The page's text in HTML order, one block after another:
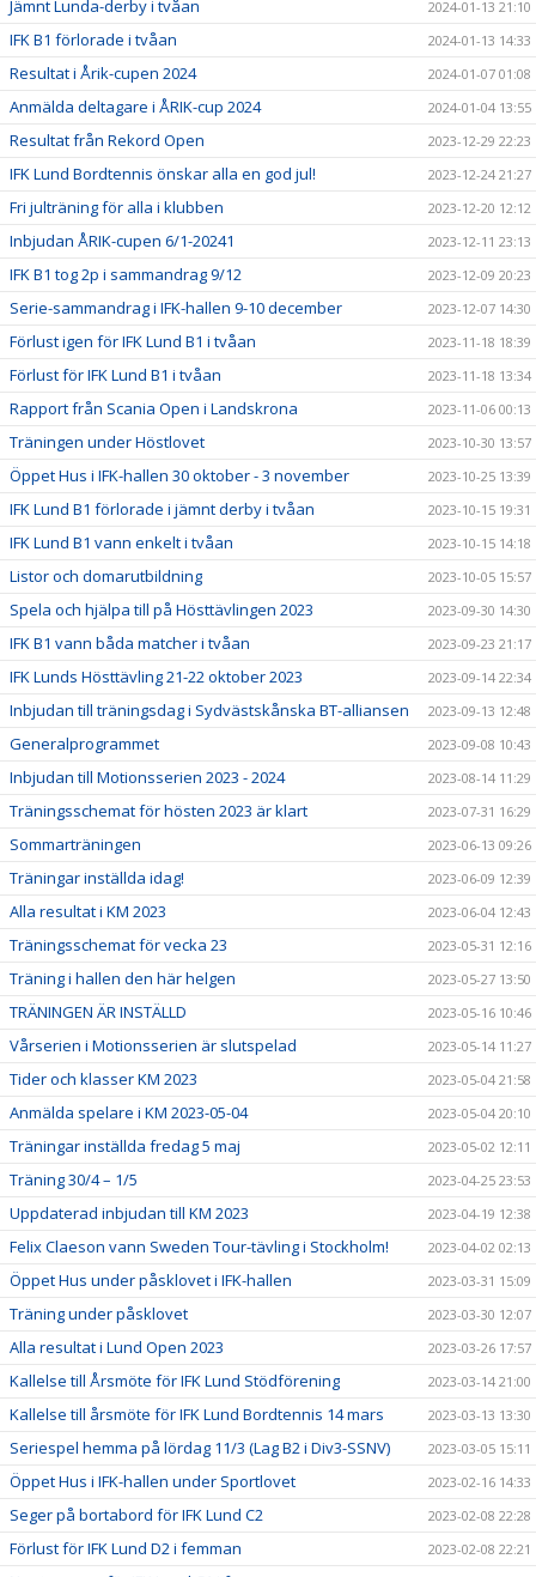
Jämnt Lunda-derby i tvåan 2024-01-13 21:10
IFK B1 förlorade i tvåan 2024-01-13 14:33
Resultat i Årik-cupen 2024 2024-01-07 01:08
Anmälda deltagare i ÅRIK-cup 2024 2024-01-04 13:55
Resultat från Rekord Open 2023-12-29 22:23
IFK Lund Bordtennis önskar alla en god jul! 2023-12-24 21:27
Fri julträning för alla i klubben 2023-12-20 12:12
Inbjudan ÅRIK-cupen 6/1-20241 2023-12-11 23:13
IFK B1 tog 2p i sammandrag 9/12 2023-12-09 20:23
Serie-sammandrag i IFK-hallen 9-10 december 2023-12-07 14:30
Förlust igen för IFK Lund B1 i tvåan 2023-11-18 18:39
Förlust för IFK Lund B1 i tvåan 2023-11-18 13:34
Rapport från Scania Open i Landskrona 2023-11-06 00:13
Träningen under Höstlovet 2023-10-30 13:57
Öppet Hus i IFK-hallen 30 oktober - 3 november 2023-10-25 13:39
IFK Lund B1 förlorade i jämnt derby i tvåan 2023-10-15 19:31
IFK Lund B1 vann enkelt i tvåan 2023-10-15 14:18
Listor och domarutbildning 2023-10-05 15:57
Spela och hjälpa till på Hösttävlingen 2023 2023-09-30 14:30
IFK B1 vann båda matcher i tvåan 2023-09-23 21:17
IFK Lunds Hösttävling 21-22 oktober 2023 2023-09-14 22:34
Inbjudan till träningsdag i Sydvästskånska BT-alliansen 2023-09-13 12:48
Generalprogrammet 2023-09-08 10:43
Inbjudan till Motionsserien 2023 - 2024 2023-08-14 11:29
Träningsschemat för hösten 2023 är klart 2023-07-31 16:29
Sommarträningen 2023-06-13 09:26
Träningar inställda idag! 2023-06-09 12:39
Alla resultat i KM 2023 2023-06-04 12:43
Träningsschemat för vecka 23 2023-05-31 12:16
Träning i hallen den här helgen 2023-05-27 13:50
TRÄNINGEN ÄR INSTÄLLD 2023-05-16 10:46
Vårserien i Motionsserien är slutspelad 2023-05-14 11:27
Tider och klasser KM 2023 2023-05-04 21:58
Anmälda spelare i KM 2023-05-04 2023-05-04 20:10
Träningar inställda fredag 5 maj 2023-05-02 12:11
Träning 30/4 – 1/5 2023-04-25 23:53
Uppdaterad inbjudan till KM 2023 2023-04-19 12:38
Felix Claeson vann Sweden Tour-tävling i Stockholm! 2023-04-02 02:13
Öppet Hus under påsklovet i IFK-hallen 2023-03-31 15:09
Träning under påsklovet 2023-03-30 12:07
Alla resultat i Lund Open 2023 2023-03-26 17:57
Kallelse till Årsmöte för IFK Lund Stödförening 2023-03-14 21:00
Kallelse till årsmöte för IFK Lund Bordtennis 14 mars 2023-03-13 13:30
Seriespel hemma på lördag 11/3 (Lag B2 i Div3-SSNV) 2023-03-05 15:11
Öppet Hus i IFK-hallen under Sportlovet 2023-02-16 14:33
Seger på bortabord för IFK Lund C2 2023-02-08 22:28
Förlust för IFK Lund D2 i femman 2023-02-08 22:21